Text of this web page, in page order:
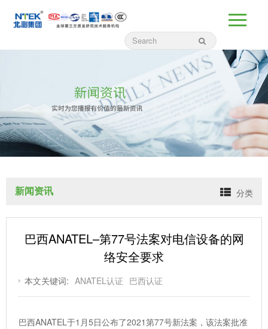
新闻资讯 分类
巴西ANATEL–第77号法案对电信设备的网
络安全要求
本文关键词: ANATEL认证 巴西认证
巴西ANATEL于1月5日公布了2021第77号新法案，该法案批准